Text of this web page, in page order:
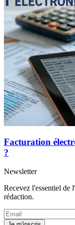
Facturation
?
Newsletter
Recevez l'essentiel de
rédaction.